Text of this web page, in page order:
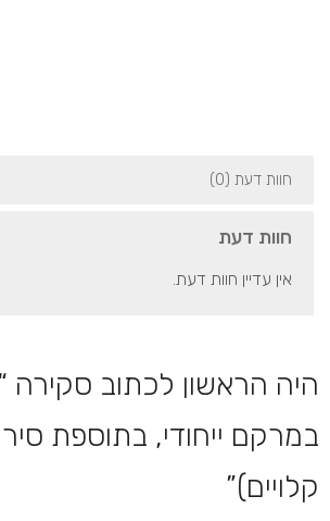
חוות דעת (0)
חוות דעת
אין עדיין חוות דעת.
היה הראשון לכתוב סקירה
במרקם ייחודי, בתוספת
קלויים)”